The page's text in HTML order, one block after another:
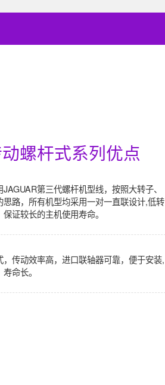
螺杆式系列优点
第三代螺杆机型线，按照大转子、
思路，所有机型均采用一对一直联设计,低转
证较长的主机使用寿命。
传动效率高，进口联轴器可靠，便于安装,
命长。